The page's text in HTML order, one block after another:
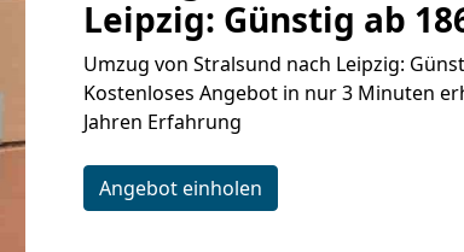
Leipzig: Günstig ab
Umzug von Stralsund nach Leipzig:
Kostenloses Angebot in nur 3 Minuten
Jahren Erfahrung
Angebot einholen